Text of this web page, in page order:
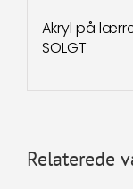
Akryl på
SOLGT
Relaterede